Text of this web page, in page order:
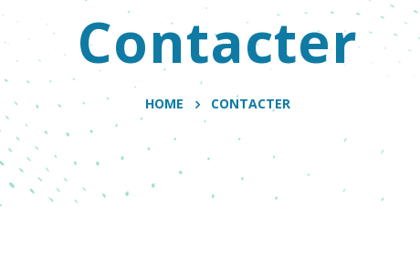
Contacter
HOME CONTACTER